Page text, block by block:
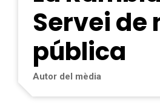
Servei de
pública
Autor del mèdia